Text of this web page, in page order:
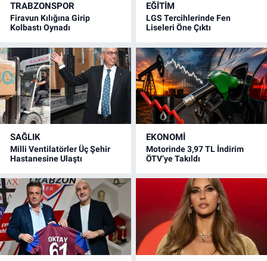
TRABZONSPOR
Firavun Kılığına Girip
Kolbastı Oynadı
EĞİTİM
LGS Tercihlerinde Fen
Liseleri Öne Çıktı
SAĞLIK
Milli Ventilatörler Üç Şehir
Hastanesine Ulaştı
EKONOMİ
Motorinde 3,97 TL İndirim
ÖTV’ye Takıldı